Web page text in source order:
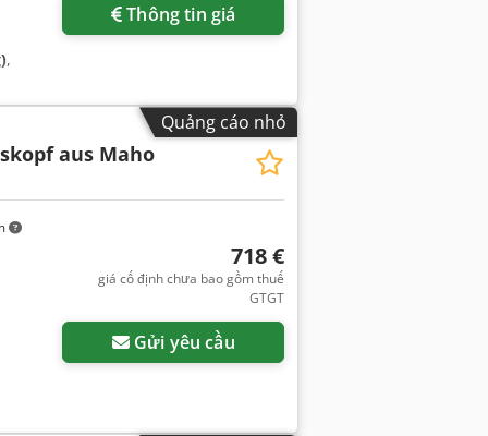
Thông tin giá
,
Quảng cáo nhỏ
aus Maho
718 €
giá cố định chưa bao gồm thuế
GTGT
Gửi yêu cầu